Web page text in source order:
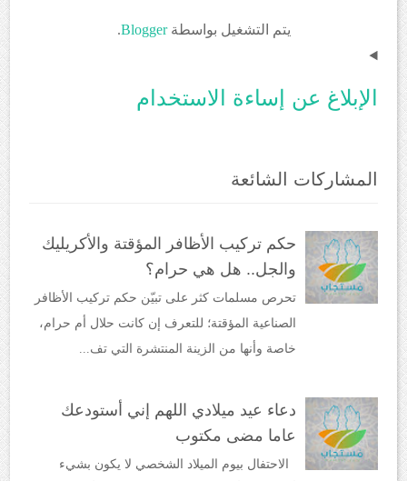
يتم التشغيل بواسطةBlogger
.
الإبلاغ عن إساءة الاستخدام
المشاركات الشائعة
حكم تركيب الأظافر المؤقتة والأكريليك
والجل.. هل هي حرام؟
تحرص مسلمات كثر على تبيّن حكم تركيب الأظافر
الصناعية المؤقتة؛ للتعرف إن كانت حلال أم حرام،
خاصة وأنها من الزينة المنتشرة التي تف...
دعاء عيد ميلادي اللهم إني أستودعك
عاما مضى مكتوب
الاحتفال بيوم الميلاد الشخصي لا يكون بشيء